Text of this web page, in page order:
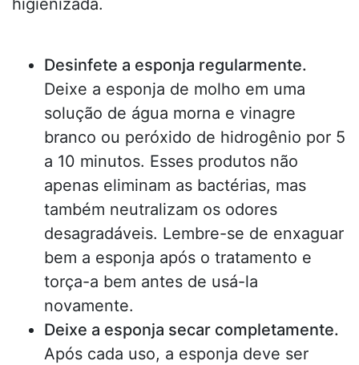
higienizada.
Desinfete a esponja regularmente.
Deixe a esponja de molho em uma
solução de água morna e vinagre
branco ou peróxido de hidrogênio por 5
a 10 minutos. Esses produtos não
apenas eliminam as bactérias, mas
também neutralizam os odores
desagradáveis. Lembre-se de enxaguar
bem a esponja após o tratamento e
torça-a bem antes de usá-la
novamente.
Deixe a esponja secar completamente.
Após cada uso, a esponja deve ser